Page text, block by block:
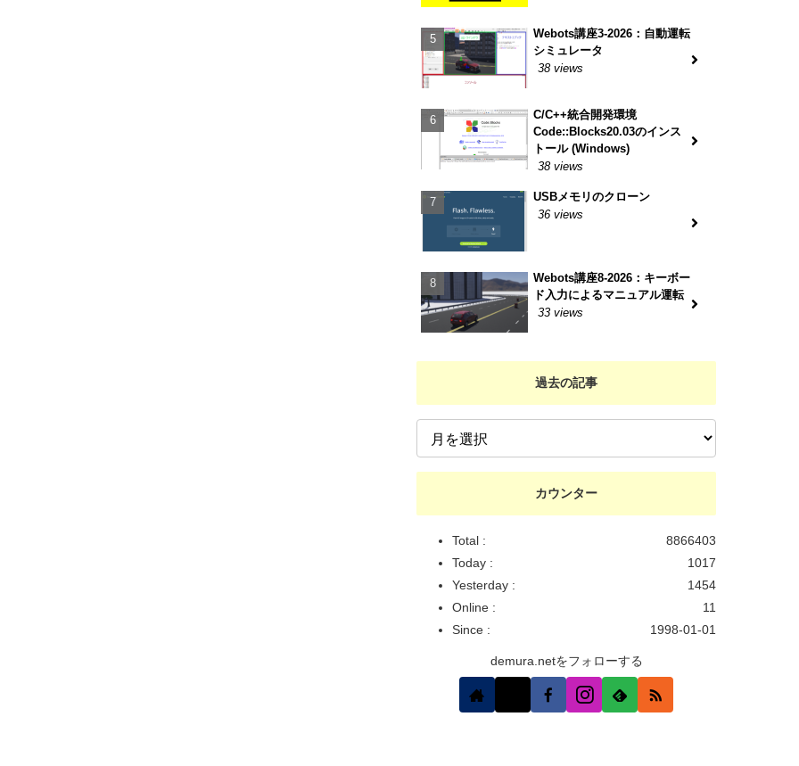
Webots講座3-2026：自動運転
シミュレータ
38 views
C/C++統合開発環境
Code::Blocks20.03のインス
トール (Windows)
38 views
USBメモリのクローン
36 views
Webots講座8-2026：キーボー
ド入力によるマニュアル運転
33 views
過去の記事
カウンター
8866403
Total :
1017
Today :
1454
Yesterday :
11
Online :
1998-01-01
Since :
demura.netをフォローする